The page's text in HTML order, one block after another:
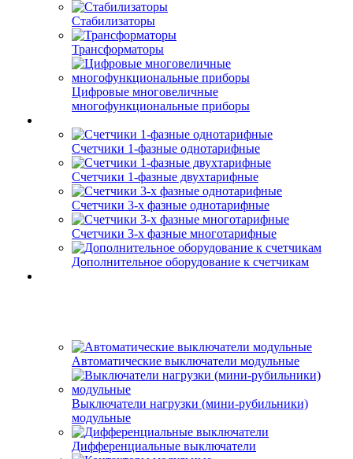
Стабилизаторы
Трансформаторы
Цифровые многовеличные
многофункциональные приборы
Счетчики 1-фазные однотарифные
Счетчики 1-фазные двухтарифные
Счетчики 3-х фазные однотарифные
Счетчики 3-х фазные многотарифные
Дополнительное оборудование к счетчикам
Автоматические выключатели модульные
Выключатели нагрузки (мини-рубильники)
модульные
Дифференциальные выключатели